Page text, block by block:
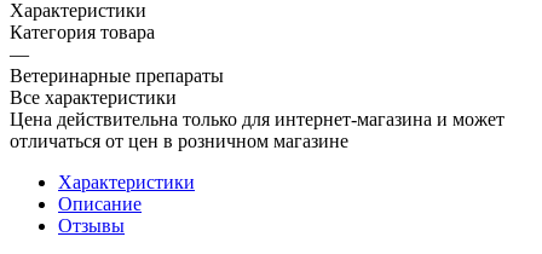
Характеристики
Категория товара
—
Ветеринарные препараты
Все характеристики
Цена действительна только для интернет-магазина и может
отличаться от цен в розничном магазине
Характеристики
Описание
Отзывы